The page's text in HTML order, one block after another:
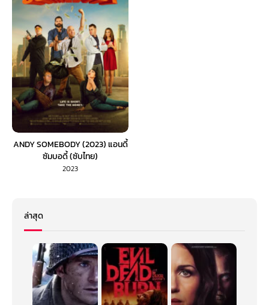
ANDY SOMEBODY (2023) แอนดี้
ซัมบอดี้ (ซับไทย)
2023
ล่าสุด